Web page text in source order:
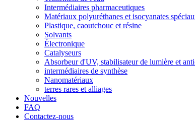
Intermédiaires pharmaceutiques
Matériaux polyuréthanes et isocyanates
Plastique, caoutchouc et résine
Solvants
Électronique
Catalyseurs
Absorbeur d'UV, stabilisateur de lumière et
intermédiaires de synthèse
Nanomatériaux
terres rares et alliages
Nouvelles
FAQ
Contactez-nous